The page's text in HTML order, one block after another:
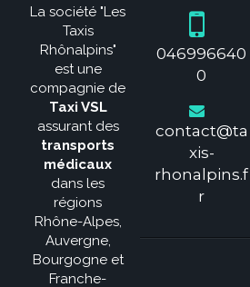
La société "Les
Taxis
Rhônalpins"
est une
compagnie de
Taxi VSL
assurant des
transports
médicaux
dans les
régions
Rhône-Alpes,
Auvergne,
Bourgogne et
Franche-
046996640
0
contact@ta
xis-
rhonalpins.f
r